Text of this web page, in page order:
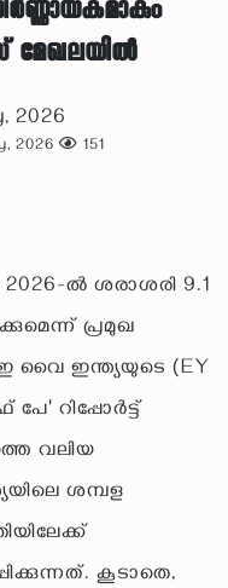
മേഖലയിൽ
2026
2026 151
ൽ ശരാശരി 9.1
പ്രമുഖ
ഇന്ത്യയുടെ (EY
റിപ്പോർട്ട്
വലിയ
ശമ്പള
കൂടാതെ,